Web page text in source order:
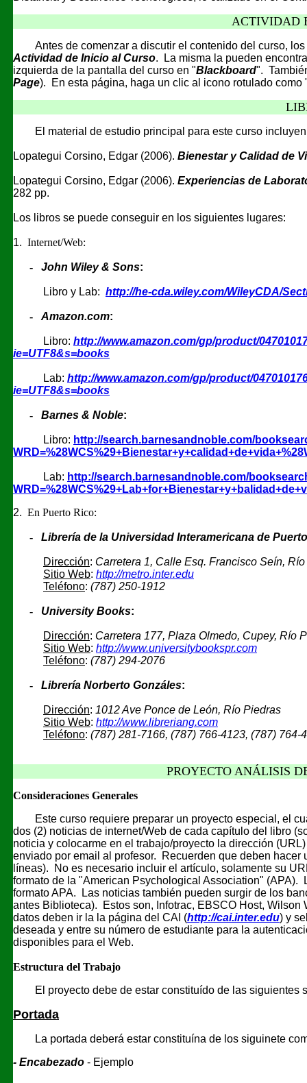
ACTIVIDAD
Antes de comenzar a discutir el contenido del curso,
Actividad de Inicio al Curso.
La misma la pueden
izquierda de la pantalla del curso en "Blackboard".
Page). En esta página, haga un clic al icono rotulado como
El material de estudio principal para este curso
Lopategui Corsino, Edgar (2006). Bienestar y Calidad de
Lopategui Corsino, Edgar (2006). Experiencias de
282 pp.
Los libros se puede conseguir en los siguientes lugares:
1. Internet/Web:
- John Wiley & Sons:
Libro y Lab: http://he-cda.wiley.com/WileyCDA/
- Amazon.com:
Libro: http://www.amazon.com/gp/product/
ie=UTF8&s=books
Lab: http://www.amazon.com/gp/product/
ie=UTF8&s=books
- Barnes & Noble:
Libro: http://search.barnesandnoble.com/
Lab: http://search.barnesandnoble.com/
2. En Puerto Rico:
- Librería de la Universidad Interamericana de
Dirección: Carretera 1, Calle Esq. Francisco Seín,
Sitio Web: http://metro.inter.edu
Teléfono: (787) 250-1912
- University Books:
Dirección: Carretera 177, Plaza Olmedo, Cupey, Río
Sitio Web: http://www.universitybookspr.com
Teléfono: (787) 294-2076
- Librería Norberto Gonzáles:
Dirección: 1012 Ave Ponce de León, Río Piedras
Sitio Web: http://www.libreriang.com
Teléfono: (787) 281-7166, (787) 766-4123, (787)
PROYECTO ANÁLISIS
Consideraciones Generales
Este curso requiere preparar un proyecto especial, el
dos (2) noticias de internet/Web de cada capítulo del libro
noticia y colocarme en el trabajo/proyecto la dirección
enviado por email al profesor. Recuerden que deben
líneas). No es necesario incluir el artículo, solamente su
formato de la "American Psychological Association"
formato APA. Las noticias también pueden surgir de los
antes Biblioteca). Estos son, Infotrac, EBSCO Host,
datos deben ir la la página del CAI (http://cai.inter.edu) y
deseada y entre su número de estudiante para la
disponibles para el Web.
Estructura del Trabajo
El proyecto debe de estar constituído de las siguientes
Portada
La portada deberá estar constituína de los siguinete
- Encabezado - Ejemplo